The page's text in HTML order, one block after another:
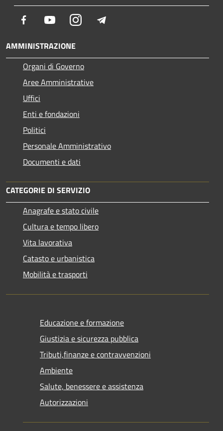
Facebook YoutubeInstagram
AMMINISTRAZIONE
Organi di Governo
Aree Amministrative
Uffici
Enti e fondazioni
Politici
Personale Amministrativo
Documenti e dati
CATEGORIE DI SERVIZIO
Anagrafe e stato civile
Cultura e tempo libero
Vita lavorativa
Catasto e urbanistica
Mobilità e trasporti
Educazione e formazione
Giustizia e sicurezza pubblica
Tributi,finanze e contravvenzioni
Ambiente
Salute, benessere e assistenza
Autorizzazioni